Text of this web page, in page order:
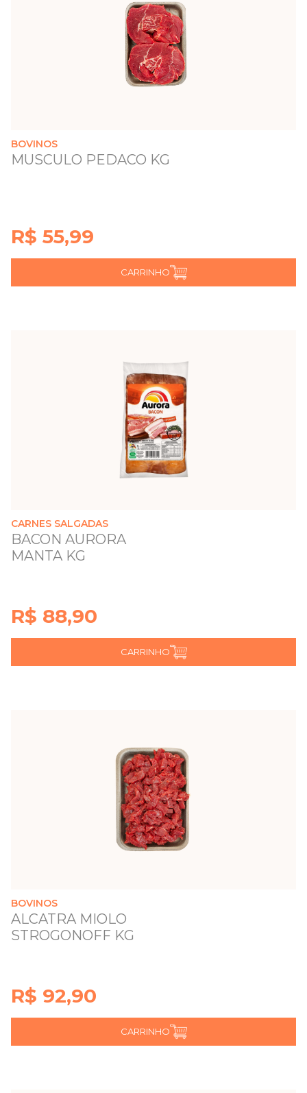
BOVINOS
MUSCULO PEDACO KG
R$ 55,99
CARRINHO
CARNES SALGADAS
BACON AURORA
MANTA KG
R$ 88,90
CARRINHO
BOVINOS
ALCATRA MIOLO
STROGONOFF KG
R$ 92,90
CARRINHO